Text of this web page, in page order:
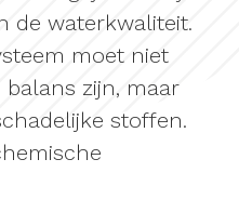
de waterkwaliteit.
moet niet
zijn, maar
stoffen.